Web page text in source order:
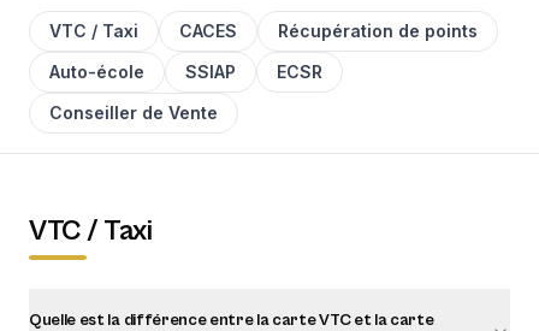
VTC / Taxi CACES
Récupération de points
Auto-école
SSIAP
ECSR
Conseiller de Vente
VTC / Taxi
Quelle est la différence entre la carte VTC et la carte